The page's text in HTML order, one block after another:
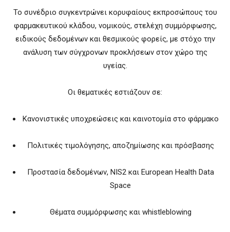
Το συνέδριο συγκεντρώνει κορυφαίους εκπροσώπους του
φαρμακευτικού κλάδου, νομικούς, στελέχη συμμόρφωσης,
ειδικούς δεδομένων και θεσμικούς φορείς, με στόχο την
ανάλυση των σύγχρονων προκλήσεων στον χώρο της
υγείας.
Οι θεματικές εστιάζουν σε:
Κανονιστικές υποχρεώσεις και καινοτομία στο φάρμακο
Πολιτικές τιμολόγησης, αποζημίωσης και πρόσβασης
Προστασία δεδομένων, NIS2 και European Health Data
Space
Θέματα συμμόρφωσης και whistleblowing